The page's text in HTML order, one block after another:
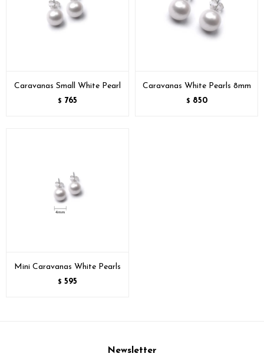
Caravanas Small White Pearl
$ 765
Caravanas White Pearls 8mm
$ 850
Mini Caravanas White Pearls
$ 595
Newsletter